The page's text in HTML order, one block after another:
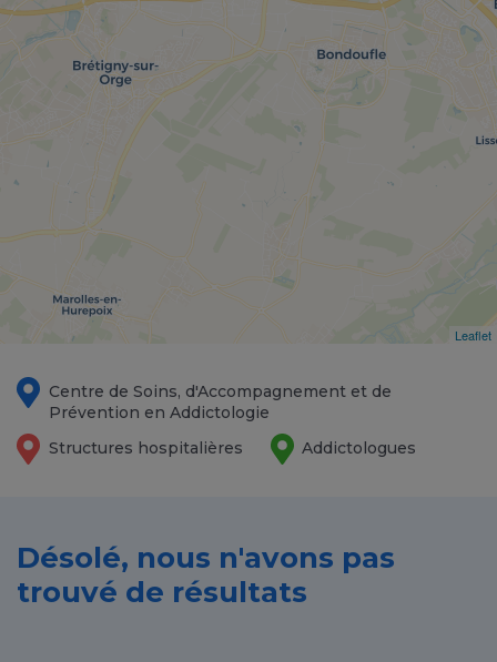
Leaflet
Centre de Soins, d'Accompagnement et de
Prévention en Addictologie
Structures hospitalières
Addictologues
Désolé, nous n'avons pas
trouvé de résultats